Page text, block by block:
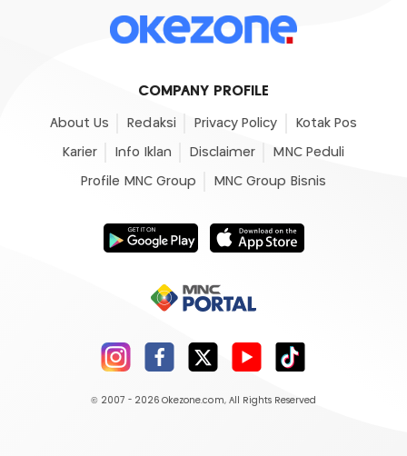
COMPANY PROFILE
About Us Redaksi Privacy Policy Kotak Pos
Karier Info Iklan Disclaimer MNC Peduli
Profile MNC Group MNC Group Bisnis
© 2007 - 2026 Okezone.com, All Rights Reserved